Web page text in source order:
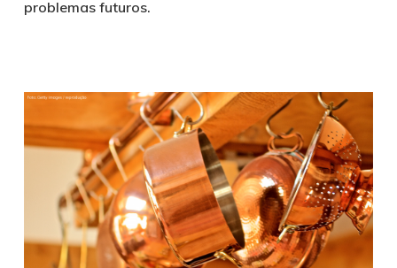
problemas futuros.